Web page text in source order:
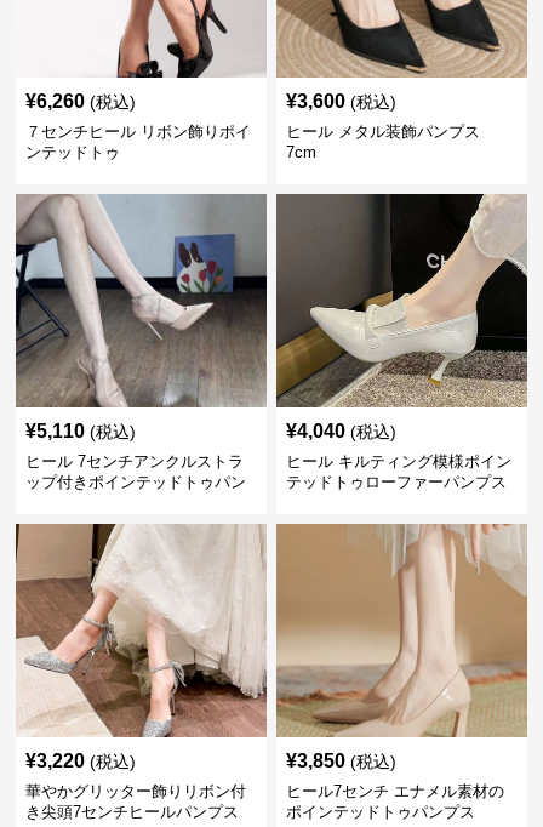
¥6,260 (税込)
７センチヒール リボン飾りポイ
ンテッドトゥ
¥3,600 (税込)
ヒール メタル装飾パンプス
7cm
¥5,110 (税込)
ヒール 7センチアンクルストラ
ップ付きポインテッドトゥパン
¥4,040 (税込)
ヒール キルティング模様ポイン
テッドトゥローファーパンプス
¥3,220 (税込)
華やかグリッター飾りリボン付
き尖頭7センチヒールパンプス
¥3,850 (税込)
ヒール7センチ エナメル素材の
ポインテッドトゥパンプス